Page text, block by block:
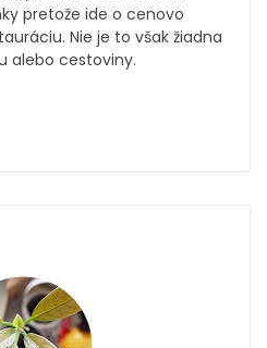
pretože ide o cenovo
Nie je to však žiadna
alebo cestoviny.